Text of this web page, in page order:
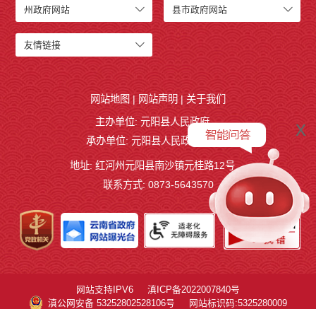
州政府网站 县市政府网站
友情链接
x
网站地图 | 网站声明 | 关于我们
主办单位: 元阳县人民政府
承办单位: 元阳县人民政府办公室
地址: 红河州元阳县南沙镇元桂路12号
联系方式: 0873-5643570
网站支持IPV6
滇ICP备2022007840号
滇公网安备 53252802528106号
网站标识码:5325280009